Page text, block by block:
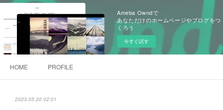
Ameba Owndで
あなただけのホームページやブログをつ
くろう
今すぐ試す
HOME PROFILE
2023.05.20 02:01